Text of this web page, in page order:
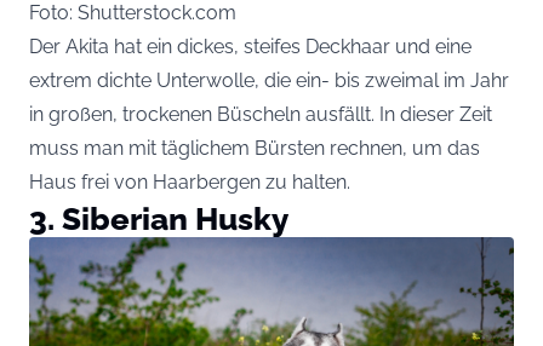
Foto: Shutterstock.com
Der Akita hat ein dickes, steifes Deckhaar und eine
extrem dichte Unterwolle, die ein- bis zweimal im Jahr
in großen, trockenen Büscheln ausfällt. In dieser Zeit
muss man mit täglichem Bürsten rechnen, um das
Haus frei von Haarbergen zu halten.
3. Siberian Husky